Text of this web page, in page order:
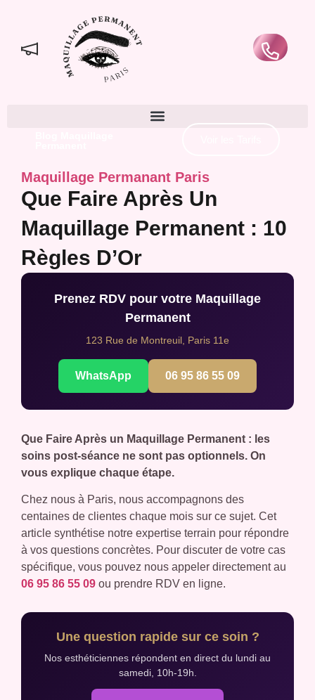
Maquillage Permanant Paris
Que Faire Après Un
Maquillage Permanent : 10
Règles D’Or
Prenez RDV pour votre Maquillage
Permanent
123 Rue de Montreuil, Paris 11e
WhatsApp 06 95 86 55 09
Que Faire Après un Maquillage Permanent : les
soins post-séance ne sont pas optionnels. On
vous explique chaque étape.
Chez nous à Paris, nous accompagnons des
centaines de clientes chaque mois sur ce sujet. Cet
article synthétise notre expertise terrain pour répondre
à vos questions concrètes. Pour discuter de votre cas
spécifique, vous pouvez nous appeler directement au
06 95 86 55 09 ou prendre RDV en ligne.
Une question rapide sur ce soin ?
Nos esthéticiennes répondent en direct du lundi au
samedi, 10h-19h.